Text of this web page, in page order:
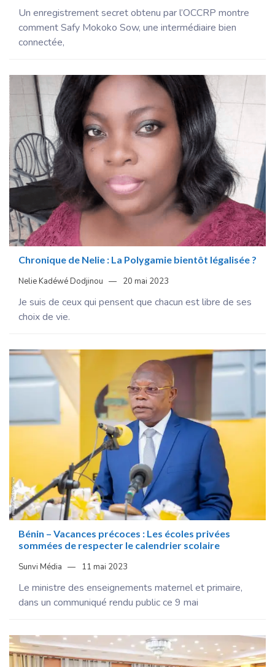
Un enregistrement secret obtenu par l’OCCRP montre
comment Safy Mokoko Sow, une intermédiaire bien
connectée,
Chronique de Nelie : La Polygamie bientôt légalisée ?
Nelie Kadéwé Dodjinou 20 mai 2023
Je suis de ceux qui pensent que chacun est libre de ses
choix de vie.
Bénin – Vacances précoces : Les écoles privées
sommées de respecter le calendrier scolaire
Sunvi Média 11 mai 2023
Le ministre des enseignements maternel et primaire,
dans un communiqué rendu public ce 9 mai